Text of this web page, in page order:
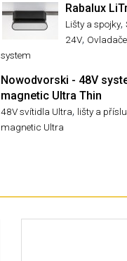
Rabalux
Lišty a spojky,
24V,
system
Nowodvorski - 48V
magnetic Ultra Thin
48V svítidla Ultra, lišty a
magnetic Ultra